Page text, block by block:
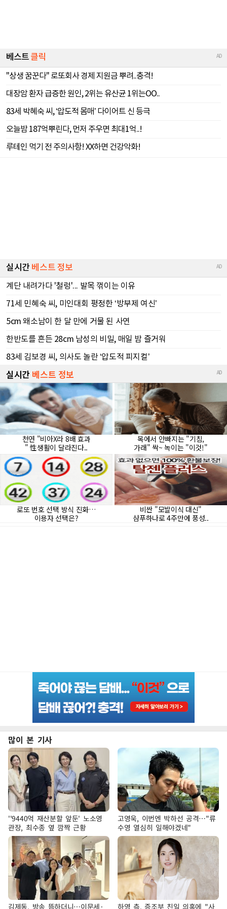
많이 본 기사
''9440억 재산분할 앞둔' 노소영
관장, 최수종 옆 깜짝 근황
고영욱, 이번엔 박하선 공격…"류
수영 열심히 일해야겠네"
김제동, 방송 뜸하더니…이문세· 하영 측, 증조부 친일 의혹에 "사